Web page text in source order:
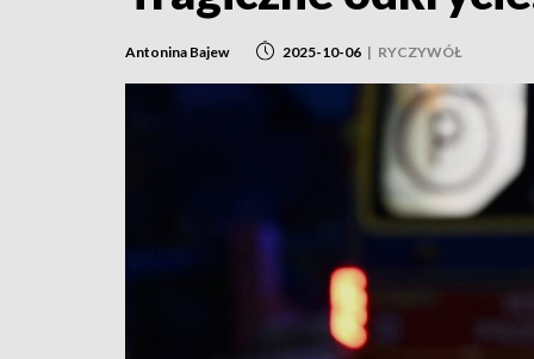
Antonina Bajew 2025-10-06 | RYCZYWÓŁ